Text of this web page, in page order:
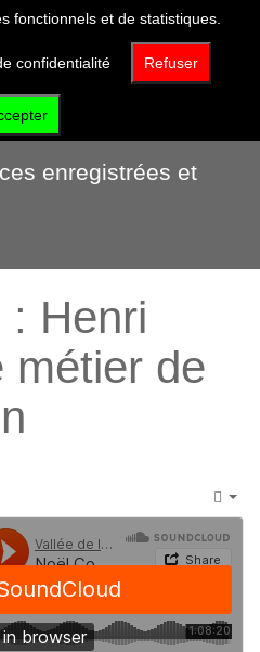
enregistrées et
: Henri
métier de
fonctionnels et de statistiques.
confidentialité Refuser